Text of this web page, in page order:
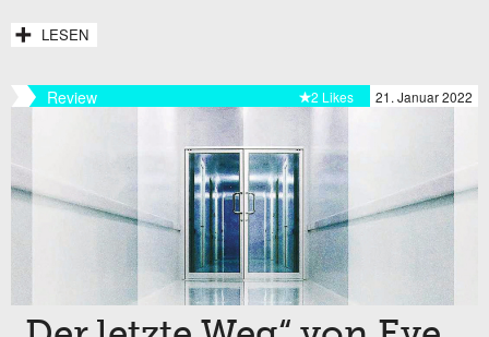
LESEN
Review 21. Januar 2022
2 Likes